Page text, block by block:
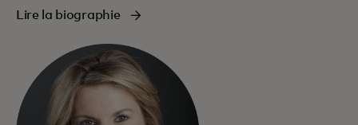
Lire la biographie